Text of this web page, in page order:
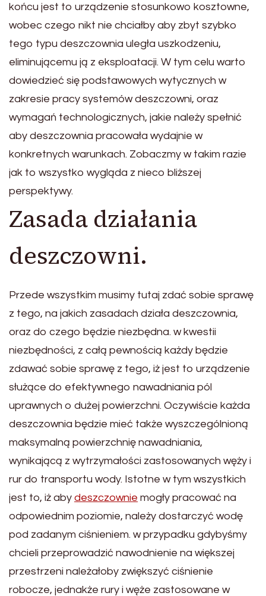
końcu jest to urządzenie stosunkowo kosztowne,
wobec czego nikt nie chciałby aby zbyt szybko
tego typu deszczownia uległa uszkodzeniu,
eliminującemu ją z eksploatacji. W tym celu warto
dowiedzieć się podstawowych wytycznych w
zakresie pracy systemów deszczowni, oraz
wymagań technologicznych, jakie należy spełnić
aby deszczownia pracowała wydajnie w
konkretnych warunkach. Zobaczmy w takim razie
jak to wszystko wygląda z nieco bliższej
perspektywy.
Zasada działania
deszczowni.
Przede wszystkim musimy tutaj zdać sobie sprawę
z tego, na jakich zasadach działa deszczownia,
oraz do czego będzie niezbędna. w kwestii
niezbędności, z całą pewnością każdy będzie
zdawać sobie sprawę z tego, iż jest to urządzenie
służące do efektywnego nawadniania pól
uprawnych o dużej powierzchni. Oczywiście każda
deszczownia będzie mieć także wyszczególnioną
maksymalną powierzchnię nawadniania,
wynikającą z wytrzymałości zastosowanych węży i
rur do transportu wody. Istotne w tym wszystkich
jest to, iż aby deszczownie mogły pracować na
odpowiednim poziomie, należy dostarczyć wodę
pod zadanym ciśnieniem. w przypadku gdybyśmy
chcieli przeprowadzić nawodnienie na większej
przestrzeni należałoby zwiększyć ciśnienie
robocze, jednakże rury i węże zastosowane w